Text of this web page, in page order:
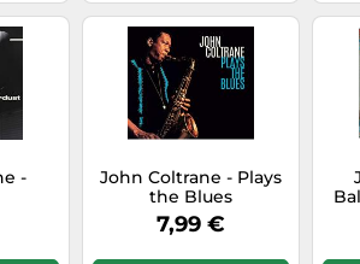
-
John Coltrane - Plays
the Blues
7,99 €